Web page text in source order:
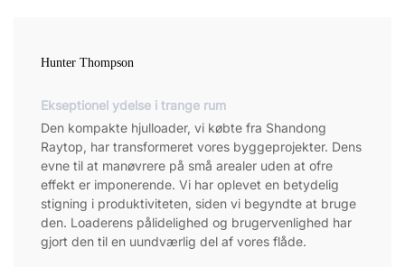
Hunter Thompson
Ekseptionel ydelse i trange rum
Den kompakte hjulloader, vi købte fra Shandong
Raytop, har transformeret vores byggeprojekter. Dens
evne til at manøvrere på små arealer uden at ofre
effekt er imponerende. Vi har oplevet en betydelig
stigning i produktiviteten, siden vi begyndte at bruge
den. Loaderens pålidelighed og brugervenlighed har
gjort den til en uundværlig del af vores flåde.